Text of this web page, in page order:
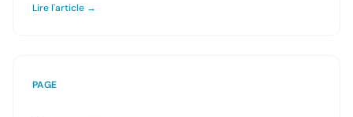
Lire l'article →
PAGE